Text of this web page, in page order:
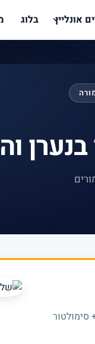
אונליין בלוג